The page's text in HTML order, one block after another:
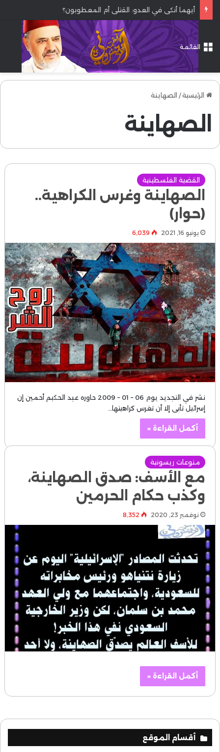
أيهما أنكى في العدو: القتلى أم المعطوبون؟
القائمة
الرئيسية/ الصهاينة
الصهاينة
القضية الفلسطينية
الصهاينة وغرس الكراهية..
(حوار)
يونيو 16, 2021 6٬039
نشر في التجديد يوم 06 – 01 – 2009 حاوره عبد الحكيم أحمين إن
إسرائيل تأبى إلا أن تغرس كراهيتها…
أكمل القراءة »
منوعات ريسونية
مع الأسف: صدق الصهاينة،
وكذب حكام الحرمين
نوفمبر 23, 2020 8٬352
أكمل القراءة »
أقسام الموقع